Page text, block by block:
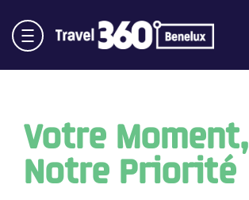
Votre Moment,
Notre Priorité